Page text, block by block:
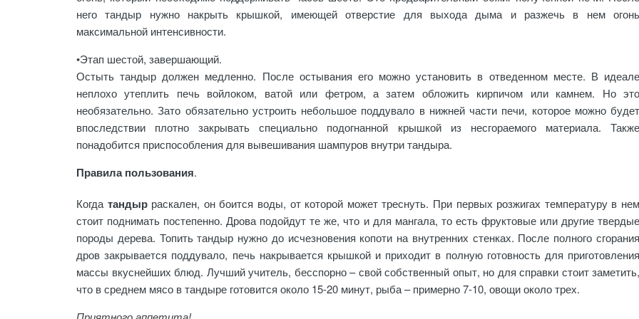
него тандыр нужно накрыть крышкой, имеющей отверстие для выхода дыма и разжечь в нем огонь
максимальной интенсивности.
•Этап шестой, завершающий.
Остыть тандыр должен медленно. После остывания его можно установить в отведенном месте. В идеале
неплохо утеплить печь войлоком, ватой или фетром, а затем обложить кирпичом или камнем. Но это
необязательно. Зато обязательно устроить небольшое поддувало в нижней части печи, которое можно будет
впоследствии плотно закрывать специально подогнанной крышкой из несгораемого материала. Также
понадобится приспособления для вывешивания шампуров внутри тандыра.
Правила пользования.
Когда тандырраскален, он боится воды, от которой может треснуть. При первых розжигах температуру в нем
стоит поднимать постепенно. Дрова подойдут те же, что и для мангала, то есть фруктовые или другие твердые
породы дерева. Топить тандыр нужно до исчезновения копоти на внутренних стенках. После полного сгорания
дров закрывается поддувало, печь накрывается крышкой и приходит в полную готовность для приготовления
массы вкуснейших блюд. Лучший учитель, бесспорно – свой собственный опыт, но для справки стоит заметить,
что в среднем мясо в тандыре готовится около 15-20 минут, рыба – примерно 7-10, овощи около трех.